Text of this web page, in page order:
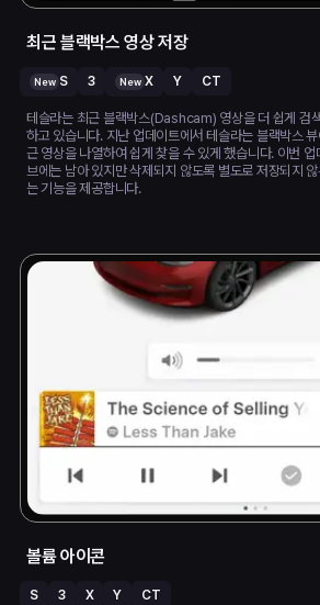
최근 블랙박스 영상 저장
New S 3 New X Y CT
테슬라는 최근 블랙박스(Dashcam) 영상을 더 쉽게 검
하고 있습니다. 지난 업데이트에서 테슬라는 블랙박스
근 영상을 나열하여 쉽게 찾을 수 있게 했습니다. 이번
브에는 남아 있지만 삭제되지 않도록 별도로 저장되지
는 기능을 제공합니다.
볼륨 아이콘
S 3 X Y CT